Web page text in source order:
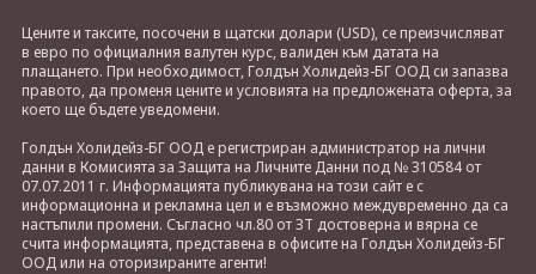
Цените и таксите, посочени в щатски долари (USD), се преизчисляват
в евро по официалния валутен курс, валиден към датата на
плащането. При необходимост, Голдън Холидейз-БГ ООД си запазва
правото, да променя цените и условията на предложената оферта, за
което ще бъдете уведомени.
Голдън Холидейз-БГ ООД е регистриран администратор на лични
данни в Комисията за Защита на Личните Данни под № 310584 от
07.07.2011 г. Информацията публикувана на този сайт е с
информационна и рекламна цел и е възможно междувременно да са
настъпили промени. Съгласно чл.80 от ЗТ достоверна и вярна се
счита информацията, представена в офисите на Голдън Холидейз-БГ
ООД или на оторизираните агенти!